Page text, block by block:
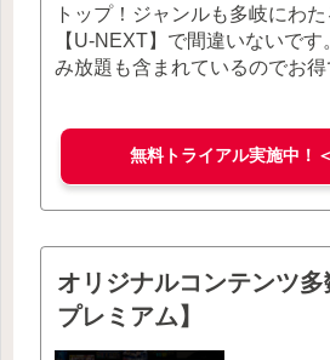
トップ！ジャンルも多岐にわ
【U-NEXT】で間違いないで
み放題も含まれているのでお得
無料トライアル実施中！
オリジナルコンテンツ
プレミアム】